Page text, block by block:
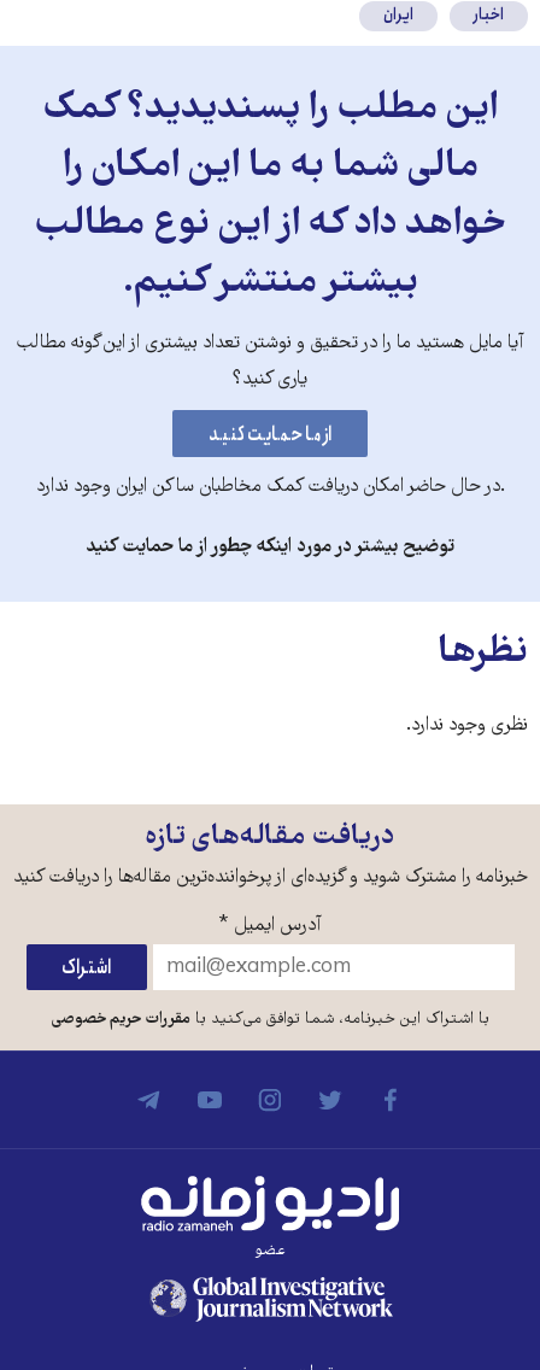
اخبار ایران
این مطلب را پسندیدید؟ کمک
مالی شما به ما این امکان را
خواهد داد که از این نوع مطالب
بیشتر منتشر کنیم.
آیا مایل هستید ما را در تحقیق و نوشتن تعداد بیشتری از این‌گونه مطالب
یاری کنید؟
.در حال حاضر امکان دریافت کمک مخاطبان ساکن ایران وجود ندارد
توضیح بیشتر در مورد اینکه چطور از ما حمایت کنید
نظرها
نظری وجود ندارد.
دریافت مقاله‌های تازه
خبرنامه را مشترک شوید و گزیده‌ای از پرخواننده‌ترین مقاله‌ها را دریافت کنید
آدرس ایمیل *
با اشتراک این خبرنامه، شما توافق می‌کنید بامقررات حریم خصوصی
عضو